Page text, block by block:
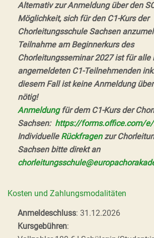
Alternativ zur Anmeldung über den
Möglichkeit, sich für den C1-Kurs der
Chorleitungsschule Sachsen
Teilnahme am Beginnerkurs des
Chorleitungsseminar 2027 ist für alle
angemeldeten C1-Teilnehmenden
diesem Fall ist keine Anmeldung
nötig!
Anmeldungfür dem C1-Kurs der
Sachsen: https://forms.office.com/e/
Individuelle Rückfragenzur
Sachsen bitte direkt an
Kosten und Zahlungsmodalitäten
Anmeldeschluss: 31.12.2026
Kursgebühren: